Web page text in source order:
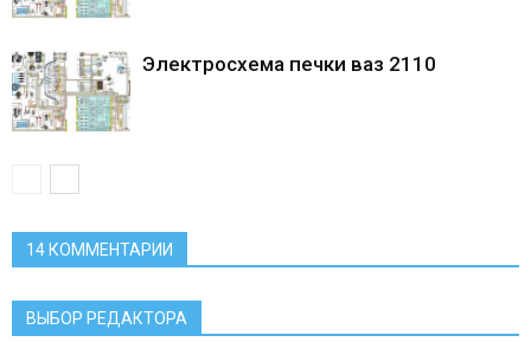
Электросхема печки ваз 2110
14 КОММЕНТАРИИ
ВЫБОР РЕДАКТОРА